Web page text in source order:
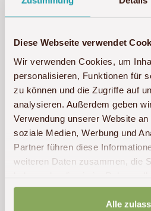
Diese Webseite verwendet
Wir verwenden Cookies, um
personalisieren, Funktionen für
zu können und die Zugriffe auf
analysieren. Außerdem geben
Verwendung unserer Website
soziale Medien, Werbung und
Partner führen diese
weiteren Daten zusammen, die
gesammelt haben.
Alle